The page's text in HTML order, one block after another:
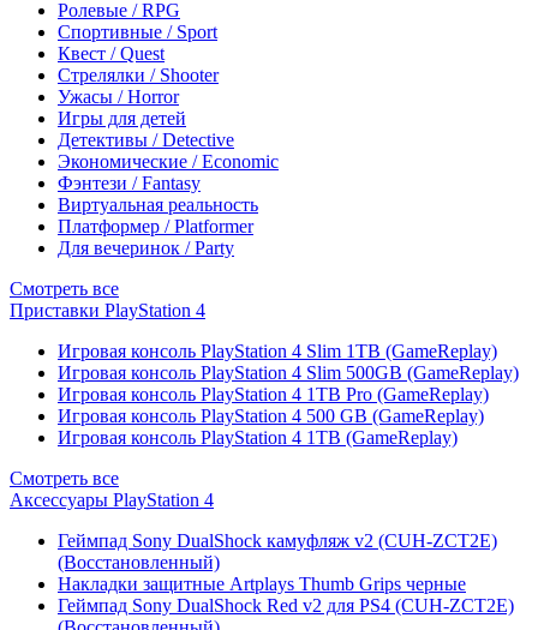
Ролевые / RPG
Спортивные / Sport
Квест / Quest
Стрелялки / Shooter
Ужасы / Horror
Игры для детей
Детективы / Detective
Экономические / Economic
Фэнтези / Fantasy
Виртуальная реальность
Платформер / Platformer
Для вечеринок / Party
Смотреть все
Приставки PlayStation 4
Игровая консоль PlayStation 4 Slim 1TB (GameReplay)
Игровая консоль PlayStation 4 Slim 500GB (GameReplay)
Игровая консоль PlayStation 4 1TB Pro (GameReplay)
Игровая консоль PlayStation 4 500 GB (GameReplay)
Игровая консоль PlayStation 4 1TB (GameReplay)
Смотреть все
Аксессуары PlayStation 4
Геймпад Sony DualShock камуфляж v2 (CUH-ZCT2E)
(Восстановленный)
Накладки защитные Artplays Thumb Grips черные
Геймпад Sony DualShock Red v2 для PS4 (CUH-ZCT2E)